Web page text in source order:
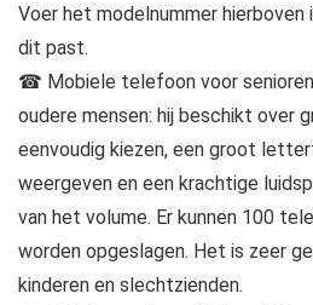
Voer het modelnummer
dit past.
☎ Mobiele telefoon voor
oudere mensen: hij beschikt over
eenvoudig kiezen, een groot
weergeven en een krachtige
van het volume. Er kunnen 100
worden opgeslagen. Het is zeer
kinderen en slechtzienden.